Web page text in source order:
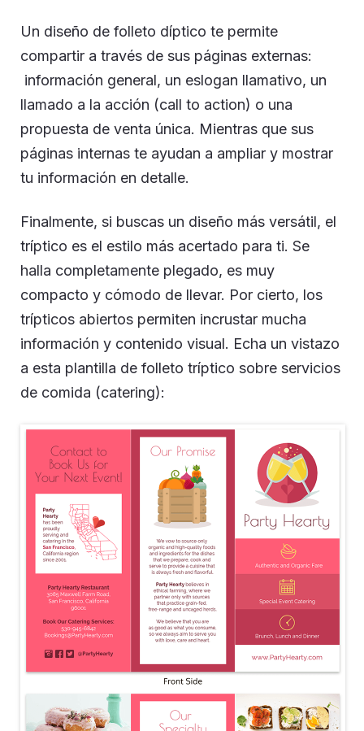
Un diseño de folleto díptico te permite
compartir a través de sus páginas externas:
información general, un eslogan llamativo, un
llamado a la acción (call to action) o una
propuesta de venta única. Mientras que sus
páginas internas te ayudan a ampliar y mostrar
tu información en detalle.
Finalmente, si buscas un diseño más versátil, el
tríptico es el estilo más acertado para ti. Se
halla completamente plegado, es muy
compacto y cómodo de llevar. Por cierto, los
trípticos abiertos permiten incrustar mucha
información y contenido visual. Echa un vistazo
a esta plantilla de folleto tríptico sobre servicios
de comida (catering):